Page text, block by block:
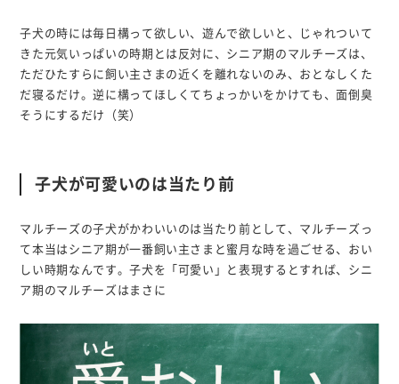
子犬の時には毎日構って欲しい、遊んで欲しいと、じゃれついて
きた元気いっぱいの時期とは反対に、シニア期のマルチーズは、
ただひたすらに飼い主さまの近くを離れないのみ、おとなしくた
だ寝るだけ。逆に構ってほしくてちょっかいをかけても、面倒臭
そうにするだけ（笑）
子犬が可愛いのは当たり前
マルチーズの子犬がかわいいのは当たり前として、マルチーズっ
て本当はシニア期が一番飼い主さまと蜜月な時を過ごせる、おい
しい時期なんです。子犬を「可愛い」と表現するとすれば、シニ
ア期のマルチーズはまさに